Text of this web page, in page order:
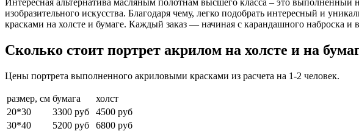
изобразительного искусства. Благодаря чему, легко подобрать интересный и
красками на холсте и бумаге. Каждый заказ — начиная с карандашного наброска
Сколько стоит портрет акрилом на холсте и на
Цены портрета выполненного акриловыми красками из расчета на 1-2 человек.
размер, см бумага
холст
20*30
3300 руб
4500 руб
30*40
5200 руб
6800 руб